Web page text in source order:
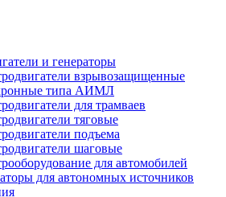
и генераторы
взрывозащищенные
типа АИМЛ
для трамваев
тяговые
подъема
шаговые
для автомобилей
для автономных источников